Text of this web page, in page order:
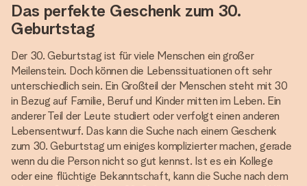
Das perfekte Geschenk zum 30.
Geburtstag
Der 30. Geburtstag ist für viele Menschen ein großer
Meilenstein. Doch können die Lebenssituationen oft sehr
unterschiedlich sein. Ein Großteil der Menschen steht mit 30
in Bezug auf Familie, Beruf und Kinder mitten im Leben. Ein
anderer Teil der Leute studiert oder verfolgt einen anderen
Lebensentwurf. Das kann die Suche nach einem Geschenk
zum 30. Geburtstag um einiges komplizierter machen, gerade
wenn du die Person nicht so gut kennst. Ist es ein Kollege
oder eine flüchtige Bekanntschaft, kann die Suche nach dem